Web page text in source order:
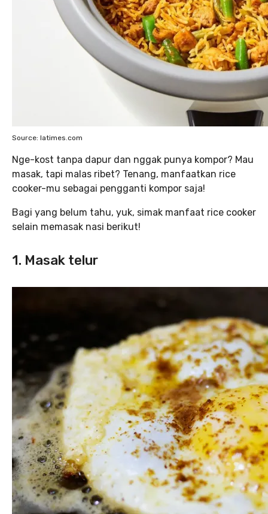
Source: latimes.com
Nge-kost tanpa dapur dan nggak punya kompor? Mau
masak, tapi malas ribet? Tenang, manfaatkan rice
cooker-mu sebagai pengganti kompor saja!
Bagi yang belum tahu, yuk, simak manfaat rice cooker
selain memasak nasi berikut!
1. Masak telur